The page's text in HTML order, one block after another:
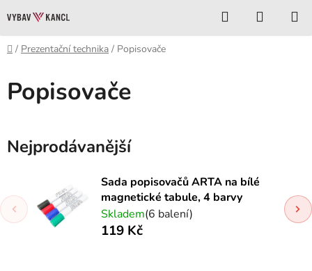
na
obsah
Hledat
KOŠÍK
Domů
/ Prezentační technika / Popisovače
Popisovače
Nejprodávanější
Sada popisovačů ARTA na bílé
magnetické tabule, 4 barvy
Skladem(6 balení)
119 Kč